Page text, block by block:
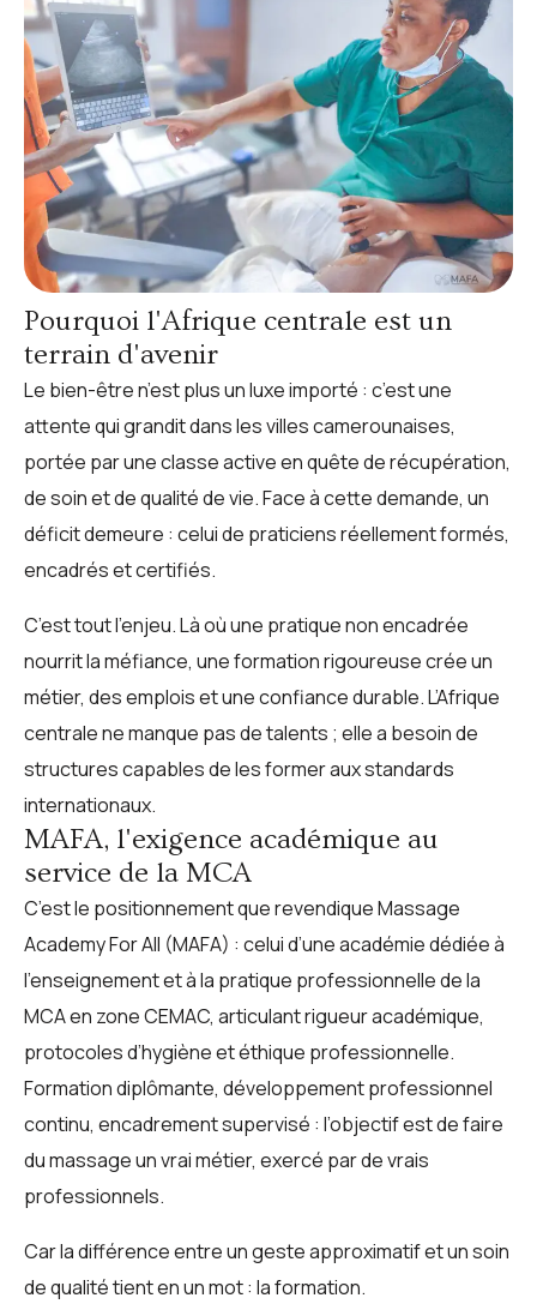
Pourquoi l'Afrique centrale est un
terrain d'avenir
Le bien-être n’est plus un luxe importé : c’est une
attente qui grandit dans les villes camerounaises,
portée par une classe active en quête de récupération,
de soin et de qualité de vie. Face à cette demande, un
déficit demeure : celui de praticiens réellement formés,
encadrés et certifiés.
C’est tout l’enjeu. Là où une pratique non encadrée
nourrit la méfiance, une formation rigoureuse crée un
métier, des emplois et une confiance durable. L’Afrique
centrale ne manque pas de talents ; elle a besoin de
structures capables de les former aux standards
internationaux.
MAFA, l'exigence académique au
service de la MCA
C’est le positionnement que revendique Massage
Academy For All (MAFA) : celui d’une académie dédiée à
l’enseignement et à la pratique professionnelle de la
MCA en zone CEMAC, articulant rigueur académique,
protocoles d’hygiène et éthique professionnelle.
Formation diplômante, développement professionnel
continu, encadrement supervisé : l’objectif est de faire
du massage un vrai métier, exercé par de vrais
professionnels.
Car la différence entre un geste approximatif et un soin
de qualité tient en un mot : la formation.